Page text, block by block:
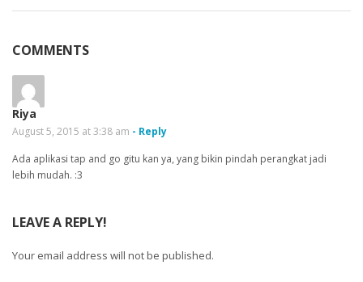
COMMENTS
Riya
August 5, 2015 at 3:38 am - Reply
Ada aplikasi tap and go gitu kan ya, yang bikin pindah perangkat jadi
lebih mudah. :3
LEAVE A REPLY!
Your email address will not be published.